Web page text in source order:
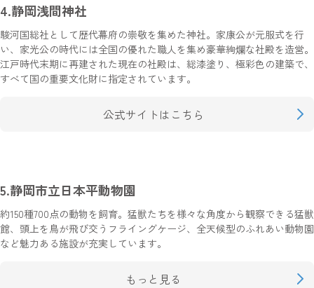
4.静岡浅間神社
駿河国総社として歴代幕府の崇敬を集めた神社。家康公が元服式を行
い、家光公の時代には全国の優れた職人を集め豪華絢爛な社殿を造営。
江戸時代末期に再建された現在の社殿は、総漆塗り、極彩色の建築で、
すべて国の重要文化財に指定されています。
公式サイトはこちら
5.静岡市立日本平動物園
約150種700点の動物を飼育。猛獣たちを様々な角度から観察できる猛獣
館、頭上を鳥が飛び交うフライングケージ、全天候型のふれあい動物園
など魅力ある施設が充実しています。
もっと見る